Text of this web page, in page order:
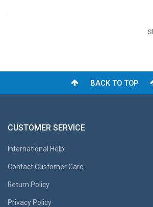
BACK TO TOP
CUSTOMER SERVICE
International Help
Contact Customer Care
Return Policy
Privacy Policy